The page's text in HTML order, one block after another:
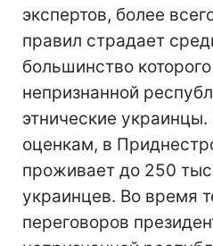
экспертов, более
правил страдает
большинство
непризнанной
этнические
оценкам, в
проживает до 250
украинцев. Во время
переговоров